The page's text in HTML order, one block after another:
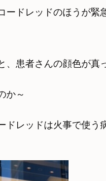
ードレッドのほうが緊
、患者さんの顔色が真
か～
ドレッドは火事で使う